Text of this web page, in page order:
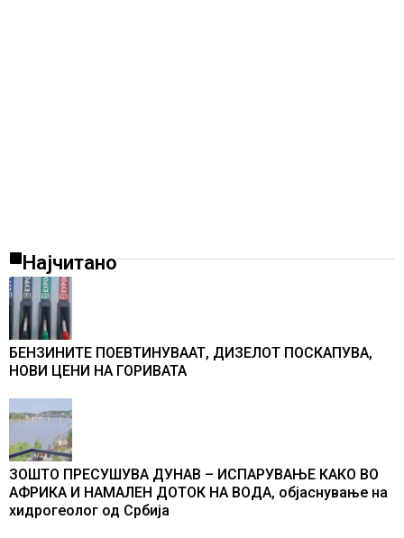
Најчитано
БЕНЗИНИТЕ ПОЕВТИНУВААТ, ДИЗЕЛОТ ПОСКАПУВА,
НОВИ ЦЕНИ НА ГОРИВАТА
ЗОШТО ПРЕСУШУВА ДУНАВ – ИСПАРУВАЊЕ КАКО ВО
АФРИКА И НАМАЛЕН ДОТОК НА ВОДА, објаснување на
хидрогеолог од Србија